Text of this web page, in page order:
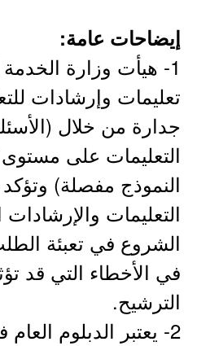
إيضاحات عامة:
1- هيأت وزارة
تعليمات وإرشادات
جدارة من خلال
التعليمات على
النموذج مفصلة)
التعليمات
الشروع في تعبئة
في الأخطاء التي قد
الترشيح.
2- يعتبر الدبلوم